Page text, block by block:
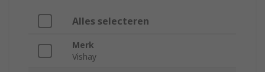
Alles selecteren
Merk
Vishay